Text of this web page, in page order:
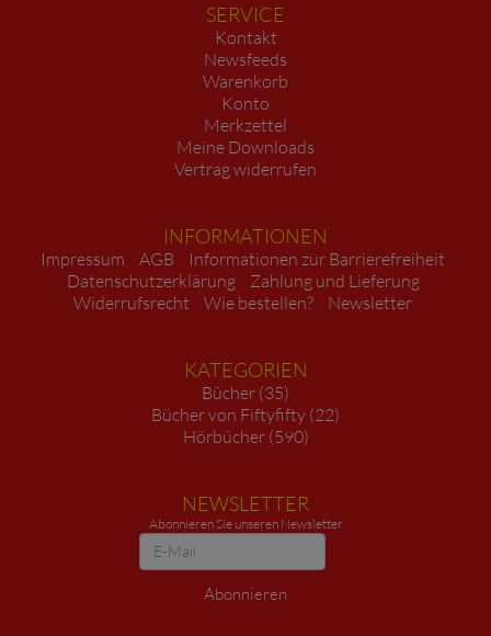
SERVICE
Kontakt
Newsfeeds
Warenkorb
Konto
Merkzettel
Meine Downloads
Vertrag widerrufen
INFORMATIONEN
Impressum AGB
Informationen zur Barrierefreiheit
Datenschutzerklärung
Zahlung und Lieferung
Widerrufsrecht
Wie bestellen? Newsletter
KATEGORIEN
Bücher (35)
Bücher von Fiftyfifty (22)
Hörbücher (590)
NEWSLETTER
Abonnieren Sie unseren Newsletter
Newsletter
Abonnieren